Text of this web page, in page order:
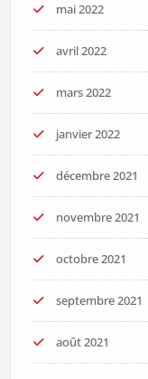
mai 2022
avril 2022
mars 2022
janvier 2022
décembre 2021
novembre 2021
octobre 2021
septembre 2021
août 2021